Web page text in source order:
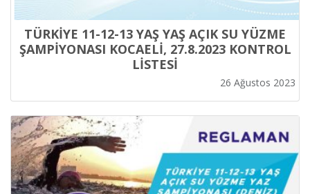
TÜRKİYE 11-12-13 YAŞ YAŞ AÇIK SU YÜZME
ŞAMPİYONASI KOCAELİ, 27.8.2023 KONTROL
LİSTESİ
26 Ağustos 2023